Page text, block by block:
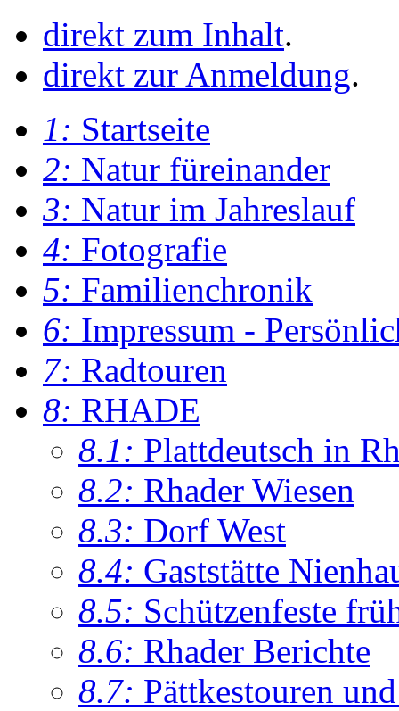
direkt zum Inhalt.
direkt zur Anmeldung.
1: Startseite
2: Natur füreinander
3: Natur im Jahreslauf
4: Fotografie
5: Familienchronik
6: Impressum -
7: Radtouren
8: RHADE
8.1: Plattdeutsch in
8.2: Rhader Wiesen
8.3: Dorf West
8.4: Gaststätte
8.5: Schützenfeste
8.6: Rhader Berichte
8.7: Pättkestouren